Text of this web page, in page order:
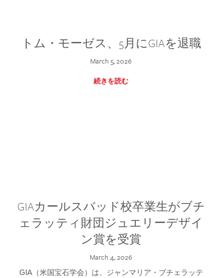
トム・モーゼス、5月にGIAを退職
March 5, 2026
続きを読む
GIAカールスバッド校卒業生がブチ
ェラッティ財団ジュエリーデザイ
ン賞を受賞
March 4, 2026
GIA（米国宝石学会）は、ジャンマリア・ブチェラッテ